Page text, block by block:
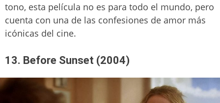
tono, esta película no es para todo el mundo, pero
cuenta con una de las confesiones de amor más
icónicas del cine.
13. Before Sunset (2004)